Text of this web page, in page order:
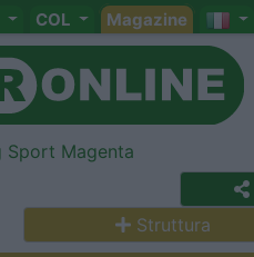
COL Magazine
Struttura